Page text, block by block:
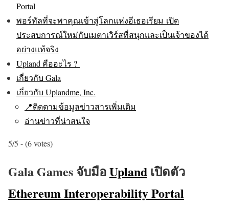
Portal
พอร์ทัลที่จะพาคุณเข้าสู่โลกแห่งอีเธอเรียม เปิด
ประสบการณ์ใหม่กับเมตาเวิร์สที่สนุกและเป็นเจ้าของได้
อย่างแท้จริง
Upland คืออะไร ?
เกี่ยวกับ Gala
เกี่ยวกับ Uplandme, Inc.
📍ติดตามข้อมูลข่าวสารเพิ่มเติม
อ่านข่าวที่น่าสนใจ
5/5 - (6 votes)
Gala Games จับมือUpland เปิดตัว
Ethereum Interoperability Portal